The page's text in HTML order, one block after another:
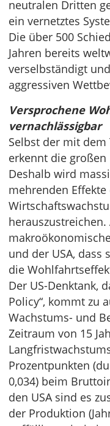
neutralen Dritten
ein vernetztes
Die über 500
Jahren bereits
verselbständigt
aggressiven
Versprochene
vernachlässigbar
Selbst der mit dem
erkennt die
Deshalb wird
mehrenden
und der USA,
die
Der US-Denktank,
Policy“, kommt zu
Wachstums- und
Zeitraum von 15
Prozentpunkten
0,034) beim
den USA sind es
der Produktion